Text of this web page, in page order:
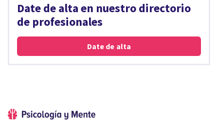
Date de alta en nuestro directorio
de profesionales
Date de alta